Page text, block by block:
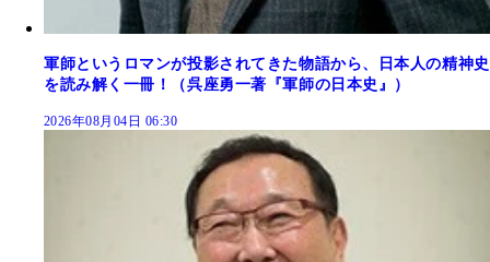
軍師というロマンが投影されてきた物語から、日本人の精神史
を読み解く一冊！（呉座勇一著『軍師の日本史』）
2026年08月04日 06:30